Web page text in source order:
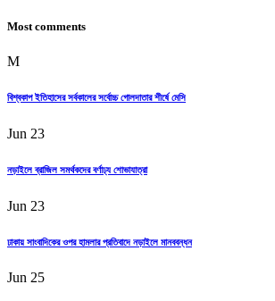
Most comments
M
বিশ্বকাপ ইতিহাসের সর্বকালের সর্বোচ্চ গোলদাতার শীর্ষে মেসি
Jun 23
নড়াইলে ব্রাজিল সমর্থকদের বর্ণাঢ্য শোভাযাত্রা
Jun 23
ঢাকায় সাংবাদিকের ওপর হামলার প্রতিবাদে নড়াইলে মানববন্ধন
Jun 25